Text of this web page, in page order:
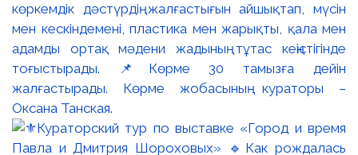
көркемдік дәстүрдің жалғастығын айшықтап, мүсін
мен кескіндемені, пластика мен жарықты, қала мен
адамды ортақ мәдени жадының тұтас кеңістігінде
тоғыстырады. 📌Көрме 30 тамызға дейін
жалғастырады. Көрме жобасының кураторы –
Оксана Танская.